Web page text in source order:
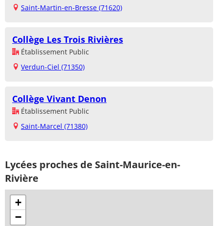
Saint-Martin-en-Bresse (71620)
Collège Les Trois Rivières
Établissement Public
Verdun-Ciel (71350)
Collège Vivant Denon
Établissement Public
Saint-Marcel (71380)
Lycées proches de Saint-Maurice-en-
Rivière
+
−